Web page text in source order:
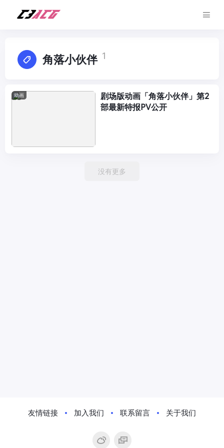
角落小伙伴 1
动画
剧场版动画「角落小伙伴」第2
部最新特报PV公开
没有更多
友情链接 加入我们 联系留言 关于我们